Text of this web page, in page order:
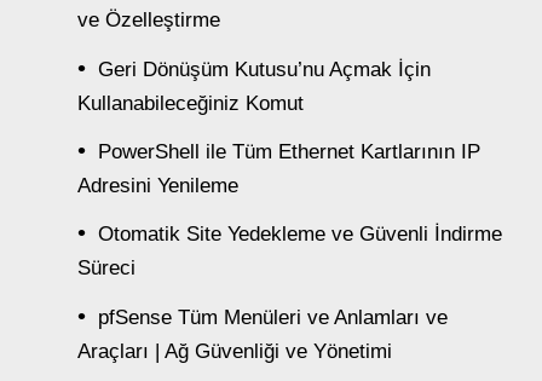
ve Özelleştirme
Geri Dönüşüm Kutusu’nu Açmak İçin
Kullanabileceğiniz Komut
PowerShell ile Tüm Ethernet Kartlarının IP
Adresini Yenileme
Otomatik Site Yedekleme ve Güvenli İndirme
Süreci
pfSense Tüm Menüleri ve Anlamları ve
Araçları | Ağ Güvenliği ve Yönetimi